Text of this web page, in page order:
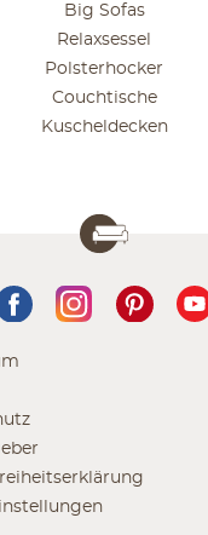
Big Sofas
Relaxsessel
Polsterhocker
Couchtische
Kuscheldecken